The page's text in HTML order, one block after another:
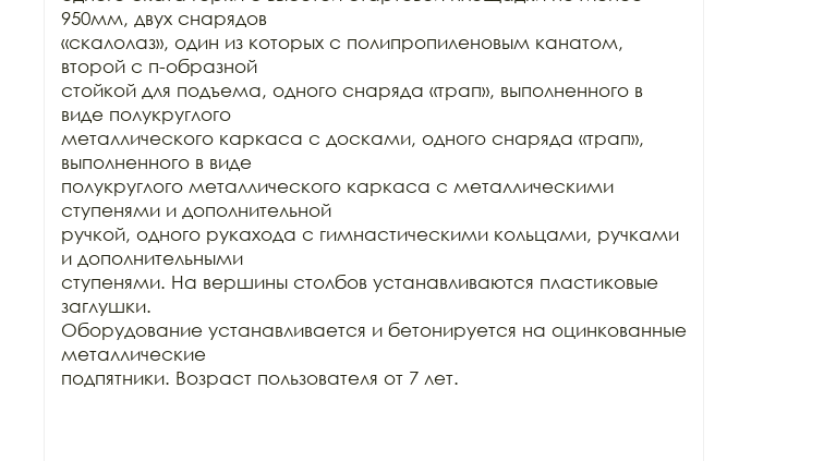
950мм, двух снарядов
«скалолаз», один из которых с полипропиленовым канатом,
второй с п-образной
стойкой для подъема, одного снаряда «трап», выполненного в
виде полукруглого
металлического каркаса с досками, одного снаряда «трап»,
выполненного в виде
полукруглого металлического каркаса с металлическими
ступенями и дополнительной
ручкой, одного рукахода с гимнастическими кольцами, ручками
и дополнительными
ступенями. На вершины столбов устанавливаются пластиковые
заглушки.
Оборудование устанавливается и бетонируется на оцинкованные
металлические
подпятники. Возраст пользователя от 7 лет.